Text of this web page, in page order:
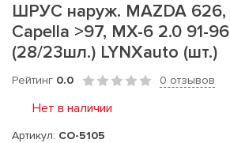
ШРУС наруж. MAZDA 626,
Capella >97, MX-6 2.0 91-96
(28/23шл.) LYNXauto (шт.)
Рейтинг 0.0 0 отзывов
Нет в наличии
Артикул: CO-5105